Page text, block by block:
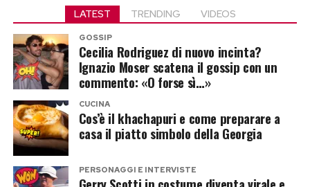
LATEST TRENDING VIDEOS
GOSSIP
Cecilia Rodriguez di nuovo incinta?
Ignazio Moser scatena il gossip con un
commento: «O forse sì…»
CUCINA
Cos’è il khachapuri e come preparare a
casa il piatto simbolo della Georgia
PERSONAGGI E INTERVISTE